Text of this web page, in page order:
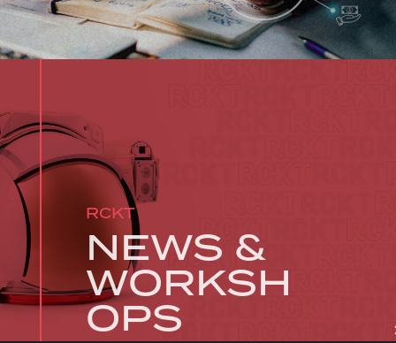
RCKT
NEWS &
WORKSH
OPS